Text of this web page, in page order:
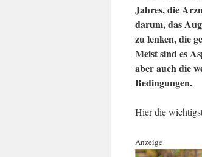
Jahres, die
darum, das
zu lenken, die
Meist sind es
aber auch die
Bedingungen.
Hier die
Anzeige